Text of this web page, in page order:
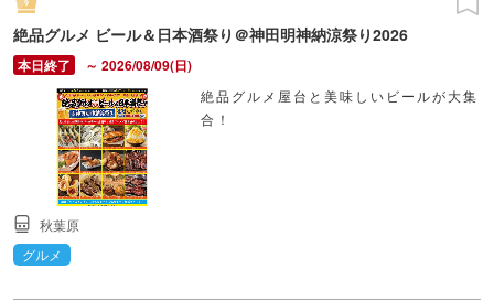
絶品グルメ ビール＆日本酒祭り＠神田明神納涼祭り2026
～ 2026/08/09(日)
絶品グルメ屋台と美味しいビールが大集
合！
秋葉原
グルメ